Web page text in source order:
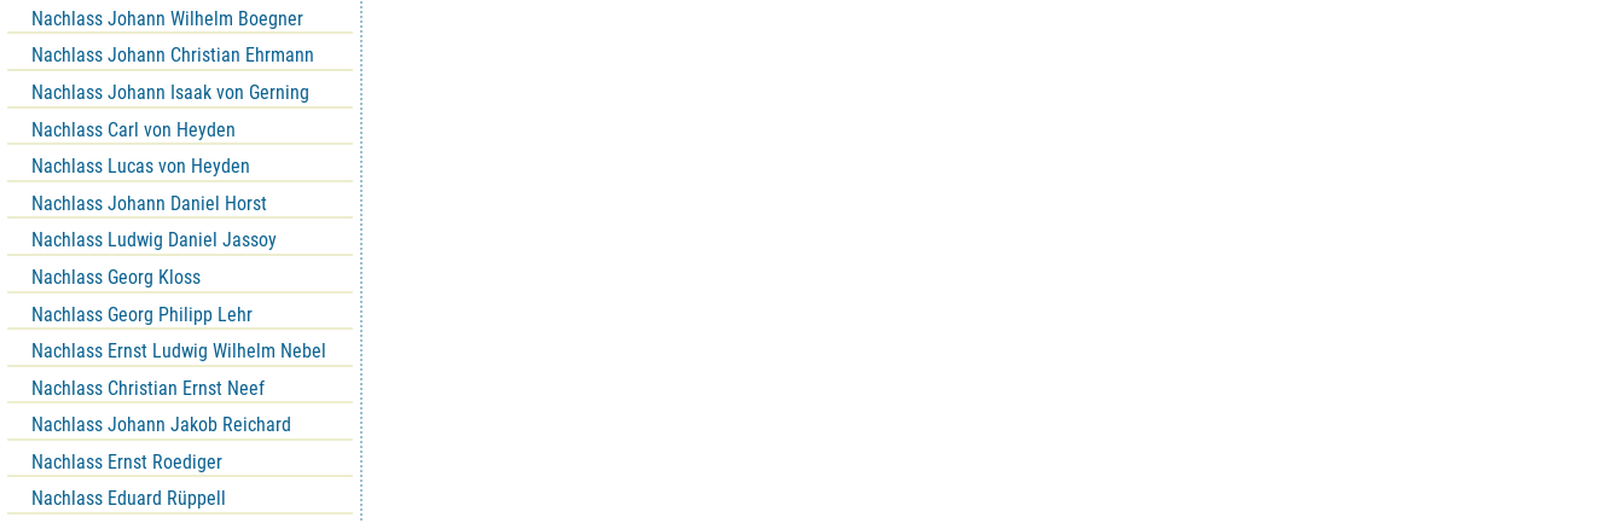
Nachlass Johann Wilhelm Boegner
Nachlass Johann Christian Ehrmann
Nachlass Johann Isaak von Gerning
Nachlass Carl von Heyden
Nachlass Lucas von Heyden
Nachlass Johann Daniel Horst
Nachlass Ludwig Daniel Jassoy
Nachlass Georg Kloss
Nachlass Georg Philipp Lehr
Nachlass Ernst Ludwig Wilhelm Nebel
Nachlass Christian Ernst Neef
Nachlass Johann Jakob Reichard
Nachlass Ernst Roediger
Nachlass Eduard Rüppell